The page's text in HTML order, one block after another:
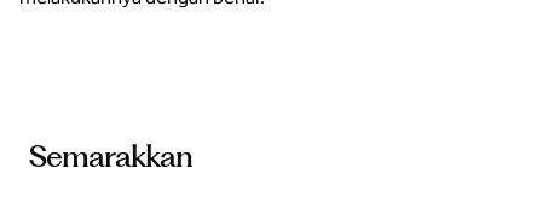
Semarakkan